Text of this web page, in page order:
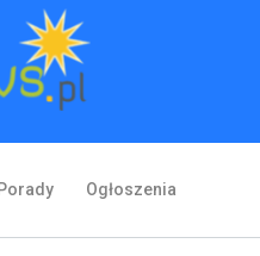
Porady Ogłoszenia